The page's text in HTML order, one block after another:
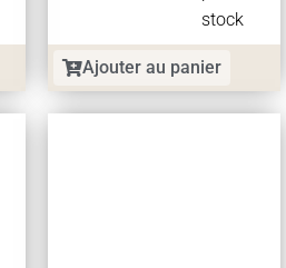
stock
Ajouter au panier